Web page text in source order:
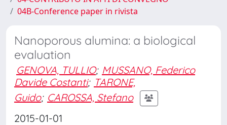
04B-Conference paper in rivista
Nanoporous alumina: a biological
evaluation
GENOVA, TULLIO; MUSSANO, Federico
Davide Costanti; TARONE,
Guido; CAROSSA, Stefano
2015-01-01